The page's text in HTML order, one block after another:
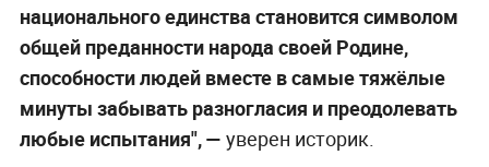
национального единства становится символом
общей преданности народа своей Родине,
способности людей вместе в самые тяжёлые
минуты забывать разногласия и преодолевать
любые испытания", — уверен историк.